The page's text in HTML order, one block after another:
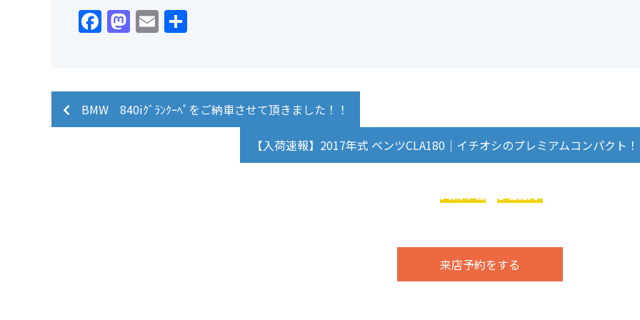
Facebook
Mastodon
Email
BMW 840iｸﾞﾗﾝｸｰﾍﾟをご納車させて頂きました！！
【入荷速報】2017年式 ベンツCLA180｜イチオシのプレミアムコンパクト
人気車種 多数展示
来店予約をする